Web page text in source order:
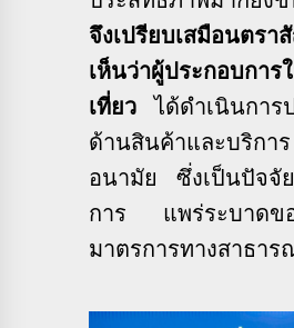
จึงเปรียบเสมือนตร
เห็นว่าผู้ประกอบการ
เที่ยวได้ดำเนินกา
ด้านสินค้าและบริ
อนามัย ซึ่งเป็นปัจจั
การ แพร่ระบาดข
มาตรการทางสาธา